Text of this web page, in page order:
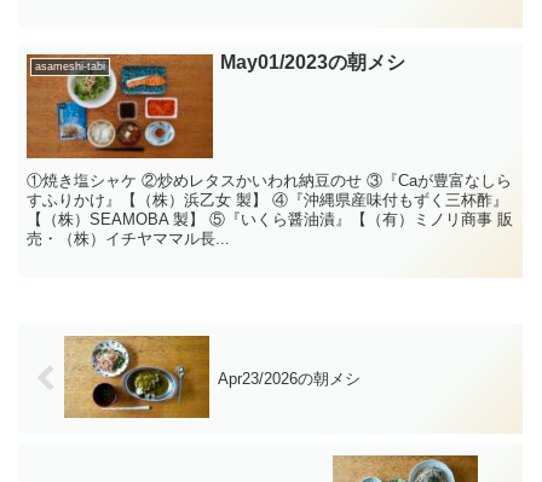
asameshi-tabi May01/2023の朝メシ
①焼き塩シャケ ②炒めレタスかいわれ納豆のせ ③『Caが豊富なしら
すふりかけ』【（株）浜乙女 製】 ④『沖縄県産味付もずく三杯酢』
【（株）SEAMOBA 製】 ⑤『いくら醤油漬』【（有）ミノリ商事 販
売・（株）イチヤママル長...
Apr23/2026の朝メシ